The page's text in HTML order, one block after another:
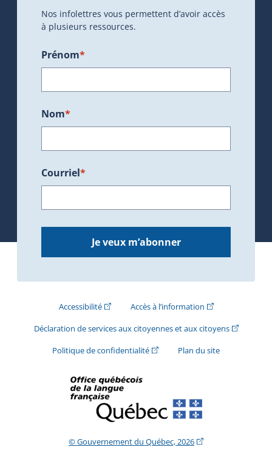
Nos infolettres vous permettent d’avoir accès
à plusieurs ressources.
Prénom*
Nom*
Courriel*
Je veux m’abonner
Accessibilité(Cet hyperlien externe s'ouvrira dans une
Accès à l’information(Cet hyperlien
Déclaration de services aux citoyennes et aux citoyens(Cet
Politique de confidentialité(Cet hyperlien externe s'ouvrira
Plan du site
© Gouvernement du Québec, 2026(Cet hyperlien